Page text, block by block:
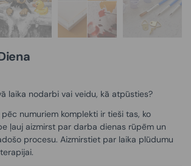
laika nodarbi vai veidu, kā atpūsties?
numuriem komplekti ir tieši tas, ko
ļauj aizmirst par darba dienas rūpēm un
procesu. Aizmirstiet par laika plūdumu